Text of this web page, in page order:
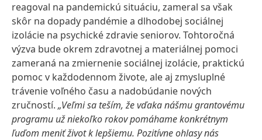
reagoval na pandemickú situáciu, zameral sa však
skôr na dopady pandémie a dlhodobej sociálnej
izolácie na psychické zdravie seniorov. Tohtoročná
výzva bude okrem zdravotnej a materiálnej pomoci
zameraná na zmiernenie sociálnej izolácie, praktickú
pomoc v každodennom živote, ale aj zmysluplné
trávenie voľného času a nadobúdanie nových
zručností. „Veľmi sa teším, že vďaka nášmu grantovému
programu už niekoľko rokov pomáhame konkrétnym
ľuďom meniť život k lepšiemu. Pozitívne ohlasy nás